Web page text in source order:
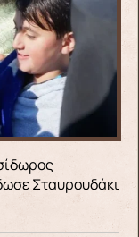
Σταυρουδάκι